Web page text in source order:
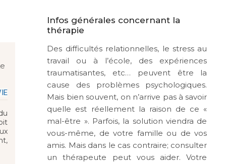
Infos générales concernant la
thérapie
Des difficultés relationnelles, le stress au
travail ou à l’école, des expériences
traumatisantes, etc… peuvent être la
cause des problèmes psychologiques.
Mais bien souvent, on n’arrive pas à savoir
quelle est réellement la raison de ce «
mal-être ». Parfois, la solution viendra de
vous-même, de votre famille ou de vos
amis. Mais dans le cas contraire; consulter
un thérapeute peut vous aider. Votre